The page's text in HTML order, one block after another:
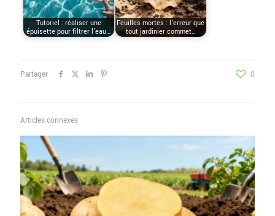
Tutoriel : réaliser une
épuisette pour filtrer l'eau…
Feuilles mortes : l’erreur que
tout jardinier commet…
Partager 0
Articles connexes